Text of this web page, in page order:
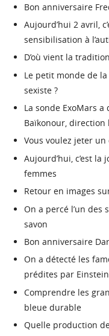
Bon anniversaire
Aujourd’hui 2 avril,
sensibilisation à
D’où vient la
Le petit monde de
sexiste ?
La sonde ExoMars
Baïkonour, direction
Vous voulez jeter un
Aujourd’hui, c’est
femmes
Retour en images
On a percé l’un des
savon
Bon anniversaire
On a détecté les
prédites par Einstein
Comprendre les
bleue durable
Quelle production